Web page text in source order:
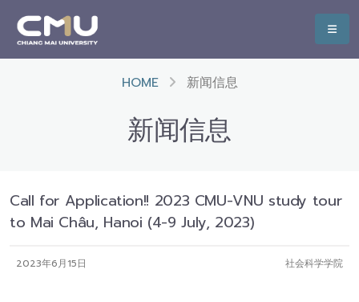
HOME 新闻信息
新闻信息
Call for Application!! 2023 CMU-VNU study tour
to Mai Châu, Hanoi (4-9 July, 2023)
2023年6月15日 社会科学学院